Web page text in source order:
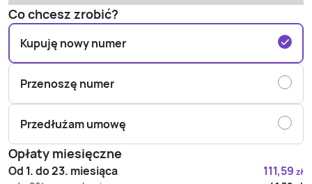
Co chcesz zrobić?
Kupuję nowy numer
Przenoszę numer
Przedłużam umowę
Opłaty miesięczne
Od 1. do 23. miesiąca 111,59 zł